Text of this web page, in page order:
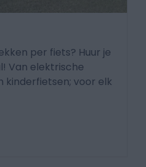
per fiets? Huur je
Van elektrische
kinderfietsen; voor elk